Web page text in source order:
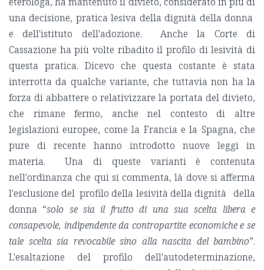
una decisione, pratica lesiva della dignità della donna
e dell'istituto dell'adozione. Anche la Corte di
Cassazione ha più volte ribadito il profilo di lesività di
questa pratica. Dicevo che questa costante è stata
interrotta da qualche variante, che tuttavia non ha la
forza di abbattere o relativizzare la portata del divieto,
che rimane fermo, anche nel contesto di altre
legislazioni europee, come la Francia e la Spagna, che
pure di recente hanno introdotto nuove leggi in
materia. Una di queste varianti è contenuta
nell'ordinanza che qui si commenta, là dove si afferma
l'esclusione del profilo della lesività della dignità della
donna “solo se sia il frutto di una sua scelta libera e
consapevole, indipendente da contropartite economiche e se
tale scelta sia revocabile sino alla nascita del bambino”.
L'esaltazione del profilo dell'autodeterminazione,